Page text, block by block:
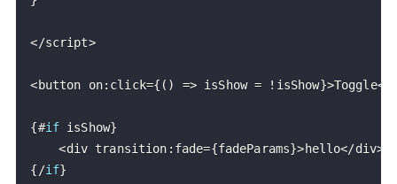
</script>
<button on: click={ ( ) => isShow = ! isShow}>Toggle<
{#if isShow}
<div transition : fade={fadeParams}>hello</div>
{ /if}